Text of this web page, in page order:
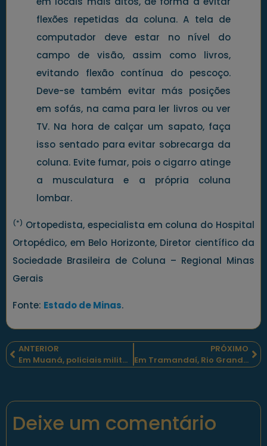
flexões repetidas da coluna. A tela de
computador deve estar no nível do
campo de visão, assim como livros,
evitando flexão contínua do pescoço.
Deve-se também evitar más posições
em sofás, na cama para ler livros ou ver
TV. Na hora de calçar um sapato, faça
isso sentado para evitar sobrecarga da
coluna. Evite fumar, pois o cigarro atinge
a musculatura e a própria coluna
lombar.
(*) Ortopedista, especialista em coluna do Hospital
Ortopédico, em Belo Horizonte, Diretor científico da
Sociedade Brasileira de Coluna – Regional Minas
Gerais
Fonte: Estado de Minas.
ANTERIOR
Em Muaná, policiais militares comemoram aniversário da sua unidade, com estrutura renovada
PRÓXIMO
Em Tramandaí, Rio Grande do Sul, policial militar da polícia ambiental recebe a faixa preta de jiu jitsu
Deixe um comentário